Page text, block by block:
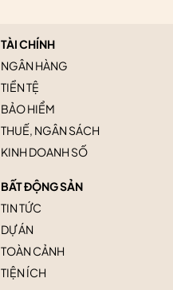
TÀI CHÍNH
NGÂN HÀNG
TIỀN TỆ
BẢO HIỂM
THUẾ, NGÂN SÁCH
KINH DOANH SỐ
BẤT ĐỘNG SẢN
TIN TỨC
DỰ ÁN
TOÀN CẢNH
TIỆN ÍCH